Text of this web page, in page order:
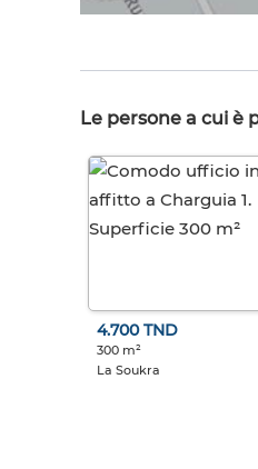
Le persone a cui
4.700 TND
300 m²
La Soukra